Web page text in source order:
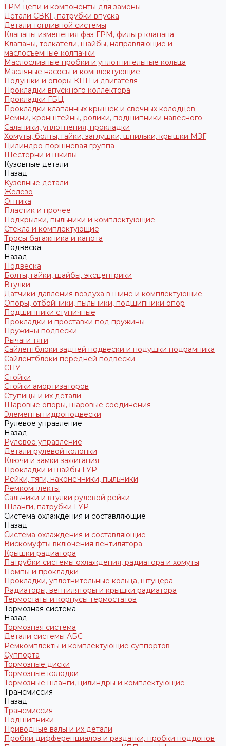
ГРМ цепи и компоненты для замены
Детали СВКГ, патрубки впуска
Детали топливной системы
Клапаны изменения фаз ГРМ, фильтр клапана
Клапаны, толкатели, шайбы, направляющие и
маслосъемные колпачки
Маслосливные пробки и уплотнительные кольца
Масляные насосы и комплектующие
Подушки и опоры КПП и двигателя
Прокладки впускного коллектора
Прокладки ГБЦ
Прокладки клапанных крышек и свечных колодцев
Ремни, кронштейны, ролики, подшипники навесного
Сальники, уплотнения, прокладки
Хомуты, болты, гайки, заглушки, шпильки, крышки МЗГ
Цилиндро-поршневая группа
Шестерни и шкивы
Кузовные детали
Назад
Кузовные детали
Железо
Оптика
Пластик и прочее
Подкрылки, пыльники и комплектующие
Стекла и комплектующие
Тросы багажника и капота
Подвеска
Назад
Подвеска
Болты, гайки, шайбы, эксцентрики
Втулки
Датчики давления воздуха в шине и комплектующие
Опоры, отбойники, пыльники, подшипники опор
Подшипники ступичные
Прокладки и проставки под пружины
Пружины подвески
Рычаги тяги
Сайлентблоки задней подвески и подушки подрамника
Сайлентблоки передней подвески
СПУ
Стойки
Стойки амортизаторов
Ступицы и их детали
Шаровые опоры, шаровые соединения
Элементы гидроподвески
Рулевое управление
Назад
Рулевое управление
Детали рулевой колонки
Ключи и замки зажигания
Прокладки и шайбы ГУР
Рейки, тяги, наконечники, пыльники
Ремкомплекты
Сальники и втулки рулевой рейки
Шланги, патрубки ГУР
Система охлаждения и составляющие
Назад
Система охлаждения и составляющие
Вискомуфты включения вентилятора
Крышки радиатора
Патрубки системы охлаждения, радиатора и хомуты
Помпы и прокладки
Прокладки, уплотнительные кольца, штуцера
Радиаторы, вентиляторы и крышки радиатора
Термостаты и корпусы термостатов
Тормозная система
Назад
Тормозная система
Детали системы АБС
Ремкомплекты и комплектующие суппортов
Суппорта
Тормозные диски
Тормозные колодки
Тормозные шланги, цилиндры и комплектующие
Трансмиссия
Назад
Трансмиссия
Подшипники
Приводные валы и их детали
Пробки дифференциалов и раздатки, пробки поддонов